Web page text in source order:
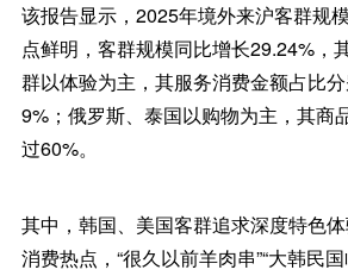
该报告显示，2025年境外来沪客群规
点鲜明，客群规模同比增长29.24%，
群以体验为主，其服务消费金额占比
9%；俄罗斯、泰国以购物为主，其商
过60%。
其中，韩国、美国客群追求深度特色
消费热点，“很久以前羊肉串”“大韩民